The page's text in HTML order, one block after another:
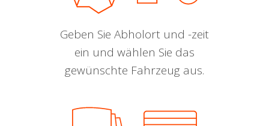
Geben Sie Abholort und -zeit
ein und wählen Sie das
gewünschte Fahrzeug aus.